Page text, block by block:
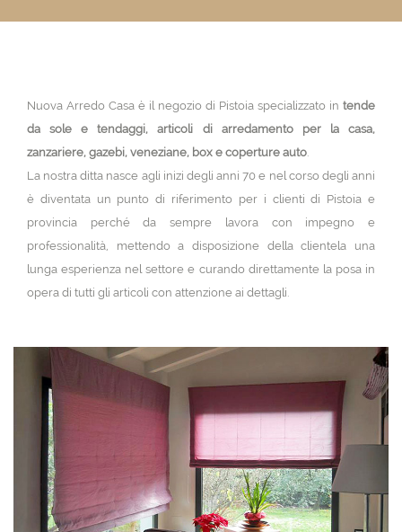
Nuova Arredo Casa è il negozio di Pistoia specializzato in tende
da sole e tendaggi, articoli di arredamento per la casa,
zanzariere, gazebi, veneziane, box e coperture auto
La nostra ditta nasce agli inizi degli anni 70 e nel corso degli anni
è diventata un punto di riferimento per i clienti di Pistoia e
provincia perché da sempre lavora con impegno e
professionalità, mettendo a disposizione della clientela una
lunga esperienza nel settore e curando direttamente la posa in
opera di tutti gli articoli con attenzione ai dettagli.